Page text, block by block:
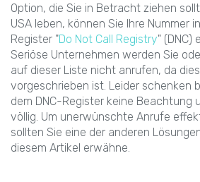
Option, die Sie in Betracht ziehen
USA leben, können Sie Ihre Nummer
Register "Do Not Call Registry" (DNC)
Seriöse Unternehmen werden Sie
auf dieser Liste nicht anrufen, da
vorgeschrieben ist. Leider schenken
dem DNC-Register keine Beachtung
völlig. Um unerwünschte Anrufe
sollten Sie eine der anderen
diesem Artikel erwähne.